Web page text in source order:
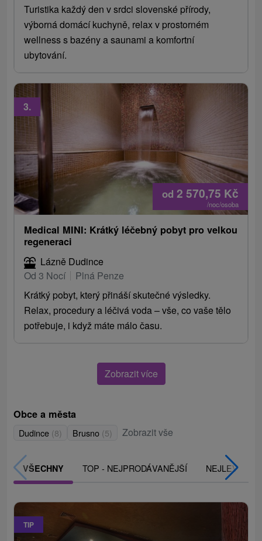
Turistika každý den v srdci slovenské přírody,
výborná domácí kuchyně, relax v prostorném
wellness s bazény a saunami a komfortní
ubytování.
od 2 570,75 Kč
/noc/osoba
3.
Medical MINI: Krátký léčebný pobyt pro velkou
regeneraci
Lázně Dudince
Od 3 Nocí
Plná Penze
Krátký pobyt, který přináší skutečné výsledky.
Relax, procedury a léčivá voda – vše, co vaše tělo
potřebuje, i když máte málo času.
Zobrazit více
Obce a města
Dudince (8) Brusno (5) Zobrazit vše
VŠECHNY TOP - NEJPRODÁVANĚJŠÍ NEJLEVNĚJŠÍ
TIP